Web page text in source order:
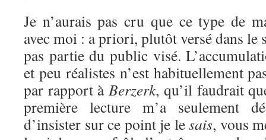
Je n’aurais pas cru que ce type de
avec moi : a priori, plutôt versé dans le
pas partie du public visé.
et peu réalistes n’est habituellement
par rapport àBerzerk, qu’il faudrait
première lecture m’a seulement
d’insister sur ce point je lesais, vous